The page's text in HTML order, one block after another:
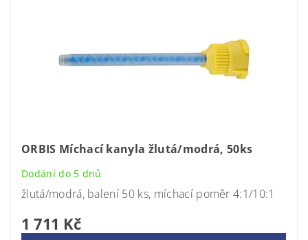
ORBIS Míchací kanyla žlutá/modrá, 50ks
Dodání do 5 dnů
žlutá/modrá, balení 50 ks, míchací poměr 4:1/10:1
1 711 Kč